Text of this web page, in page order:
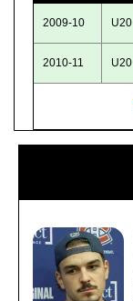
2009-10 U20
2010-11 U20